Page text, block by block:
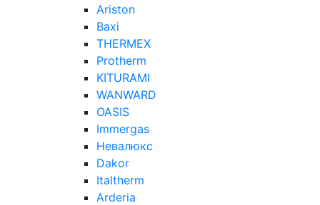
Ariston
Baxi
THERMEX
Protherm
KITURAMI
WANWARD
OASIS
Immergas
Невалюкс
Dakor
Italtherm
Arderia